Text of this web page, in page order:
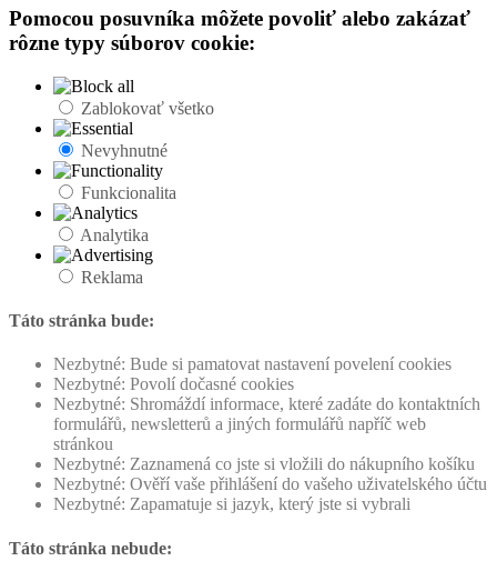
Pomocou posuvníka môžete povoliť alebo zakázať
rôzne typy súborov cookie:
Zablokovať všetko
Nevyhnutné
Funkcionalita
Analytika
Reklama
Táto stránka bude:
Nezbytné: Bude si pamatovat nastavení povelení cookies
Nezbytné: Povolí dočasné cookies
Nezbytné: Shromáždí informace, které zadáte do kontaktních
formulářů, newsletterů a jiných formulářů napříč web
stránkou
Nezbytné: Zaznamená co jste si vložili do nákupního košíku
Nezbytné: Ověří vaše přihlášení do vašeho uživatelského účtu
Nezbytné: Zapamatuje si jazyk, který jste si vybrali
Táto stránka nebude: